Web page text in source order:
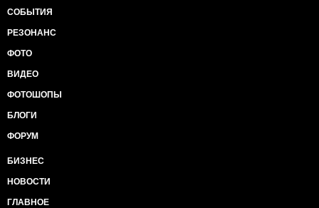
СОБЫТИЯ
РЕЗОНАНС
ФОТО
ВИДЕО
ФОТОШОПЫ
БЛОГИ
ФОРУМ
БИЗНЕС
НОВОСТИ
ГЛАВНОЕ